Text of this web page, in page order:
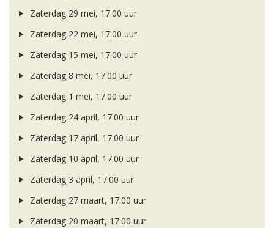
Zaterdag 29 mei, 17.00 uur
Zaterdag 22 mei, 17.00 uur
Zaterdag 15 mei, 17.00 uur
Zaterdag 8 mei, 17.00 uur
Zaterdag 1 mei, 17.00 uur
Zaterdag 24 april, 17.00 uur
Zaterdag 17 april, 17.00 uur
Zaterdag 10 april, 17.00 uur
Zaterdag 3 april, 17.00 uur
Zaterdag 27 maart, 17.00 uur
Zaterdag 20 maart, 17.00 uur